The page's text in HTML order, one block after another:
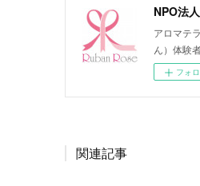
NPO法
アロマテ
ん）体験
フォ
関連記事